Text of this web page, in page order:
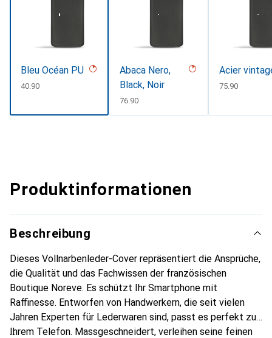
Bleu Océan PU
CHF
40.90
Abaca Nero,
Black, Noir
CHF
76.90
Acier
CHF
75.90
Produktinformationen
Beschreibung
Dieses Vollnarbenleder-Cover repräsentiert die Ansprüche,
die Qualität und das Fachwissen der französischen
Boutique Noreve. Es schützt Ihr Smartphone mit
Raffinesse. Entworfen von Handwerkern, die seit vielen
Jahren Experten für Lederwaren sind, passt es perfekt zu
Ihrem Telefon. Massgeschneidert, verleihen seine feinen